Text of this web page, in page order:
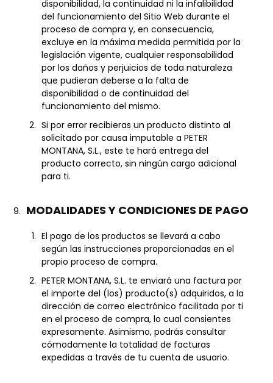
disponibilidad, la continuidad ni la infalibilidad
del funcionamiento del Sitio Web durante el
proceso de compra y, en consecuencia,
excluye en la máxima medida permitida por la
legislación vigente, cualquier responsabilidad
por los daños y perjuicios de toda naturaleza
que pudieran deberse a la falta de
disponibilidad o de continuidad del
funcionamiento del mismo.
Si por error recibieras un producto distinto al
solicitado por causa imputable a PETER
MONTANA, S.L., este te hará entrega del
producto correcto, sin ningún cargo adicional
para ti.
MODALIDADES Y CONDICIONES DE PAGO
El pago de los productos se llevará a cabo
según las instrucciones proporcionadas en el
propio proceso de compra.
PETER MONTANA, S.L. te enviará una factura por
el importe del (los) producto(s) adquiridos, a la
dirección de correo electrónico facilitada por ti
en el proceso de compra, lo cual consientes
expresamente. Asimismo, podrás consultar
cómodamente la totalidad de facturas
expedidas a través de tu cuenta de usuario.